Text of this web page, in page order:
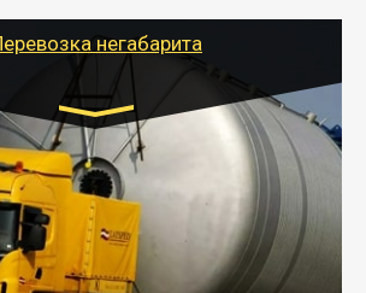
негабарита
км. Рассчитывается
индивидуально
и негабаритных грузов
после получения разрешения на
7-14 дней).